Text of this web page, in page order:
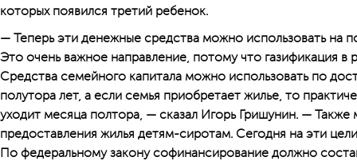
которых появился третий ребенок.
— Теперь эти денежные средства можно использовать на
Это очень важное направление, потому что газификация в
Средства семейного капитала можно использовать по
полутора лет, а если семья приобретает жилье, то
уходит месяца полтора, — сказал Игорь Гришунин. —
предоставления жилья детям-сиротам. Сегодня на эти
По федеральному закону софинансирование должно